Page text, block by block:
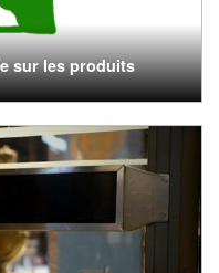
sur les produits